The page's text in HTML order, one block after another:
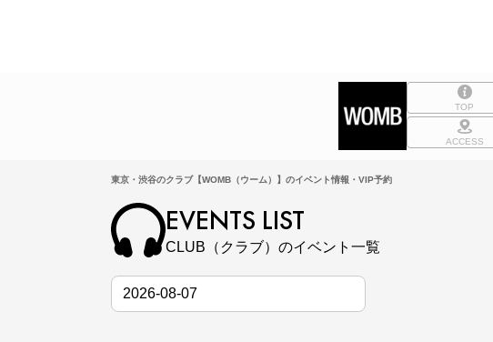
TOP
ACCESS
東京・渋谷のクラブ【WOMB（ウーム）】のイベント情報・VIP予約
EVENTS LIST
CLUB（クラブ）のイベント一覧